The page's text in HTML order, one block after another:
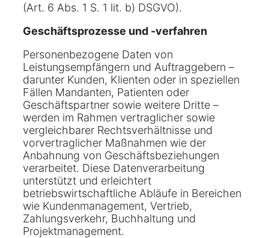
(Art. 6 Abs. 1 S. 1 lit. b) DSGVO).
Geschäftsprozesse und -verfahren
Personenbezogene Daten von
Leistungsempfängern und Auftraggebern –
darunter Kunden, Klienten oder in speziellen
Fällen Mandanten, Patienten oder
Geschäftspartner sowie weitere Dritte –
werden im Rahmen vertraglicher sowie
vergleichbarer Rechtsverhältnisse und
vorvertraglicher Maßnahmen wie der
Anbahnung von Geschäftsbeziehungen
verarbeitet. Diese Datenverarbeitung
unterstützt und erleichtert
betriebswirtschaftliche Abläufe in Bereichen
wie Kundenmanagement, Vertrieb,
Zahlungsverkehr, Buchhaltung und
Projektmanagement.